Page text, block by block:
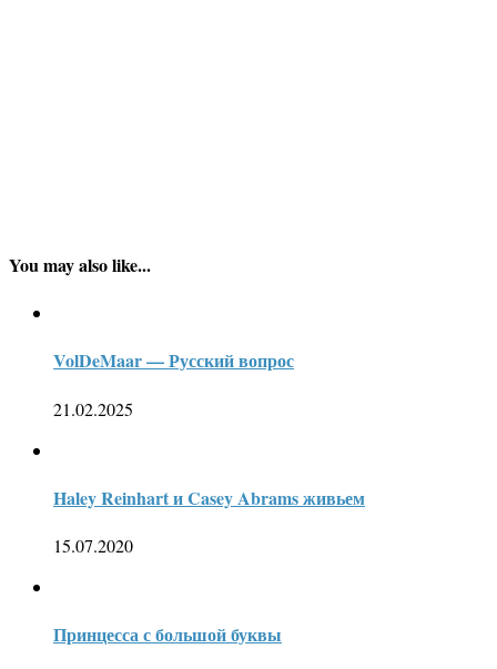
You may also like...
VolDeMaar — Русский вопрос
21.02.2025
Haley Reinhart и Casey Abrams живьем
15.07.2020
Принцесса с большой буквы